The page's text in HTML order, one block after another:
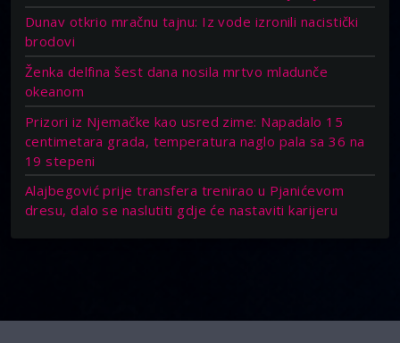
Dunav otkrio mračnu tajnu: Iz vode izronili nacistički
brodovi
Ženka delfina šest dana nosila mrtvo mladunče
okeanom
Prizori iz Njemačke kao usred zime: Napadalo 15
centimetara grada, temperatura naglo pala sa 36 na
19 stepeni
Alajbegović prije transfera trenirao u Pjanićevom
dresu, dalo se naslutiti gdje će nastaviti karijeru